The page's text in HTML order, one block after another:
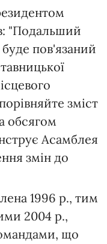
"Подальший
пов'язаний
зміст
обсягом
Асамблея
змін до
1996 р., тим
2004 р.,
що